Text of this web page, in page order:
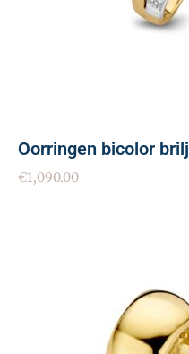
Oorringen bicolor
€1,090.00